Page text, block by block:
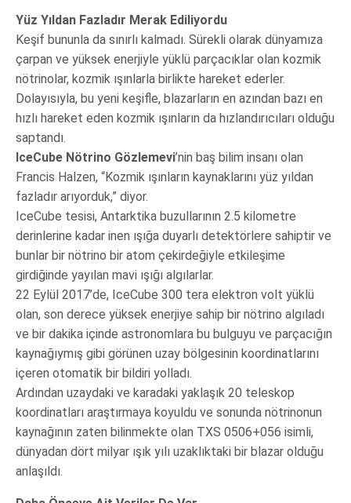
Yüz Yıldan Fazladır Merak Ediliyordu
Keşif bununla da sınırlı kalmadı. Sürekli olarak dünyamıza
çarpan ve yüksek enerjiyle yüklü parçacıklar olan kozmik
nötrinolar, kozmik ışınlarla birlikte hareket ederler.
Dolayısıyla, bu yeni keşifle, blazarların en azından bazı en
hızlı hareket eden kozmik ışınların da hızlandırıcıları olduğu
saptandı.
IceCube Nötrino Gözlemevi’nin baş bilim insanı olan
Francis Halzen, “Kozmik ışınların kaynaklarını yüz yıldan
fazladır arıyorduk,” diyor.
IceCube tesisi, Antarktika buzullarının 2.5 kilometre
derinlerine kadar inen ışığa duyarlı detektörlere sahiptir ve
bunlar bir nötrino bir atom çekirdeğiyle etkileşime
girdiğinde yayılan mavi ışığı algılarlar.
22 Eylül 2017’de, IceCube 300 tera elektron volt yüklü
olan, son derece yüksek enerjiye sahip bir nötrino algıladı
ve bir dakika içinde astronomlara bu bulguyu ve parçacığın
kaynağıymış gibi görünen uzay bölgesinin koordinatlarını
içeren otomatik bir bildiri yolladı.
Ardından uzaydaki ve karadaki yaklaşık 20 teleskop
koordinatları araştırmaya koyuldu ve sonunda nötrinonun
kaynağının zaten bilinmekte olan TXS 0506+056 isimli,
dünyadan dört milyar ışık yılı uzaklıktaki bir blazar olduğu
anlaşıldı.